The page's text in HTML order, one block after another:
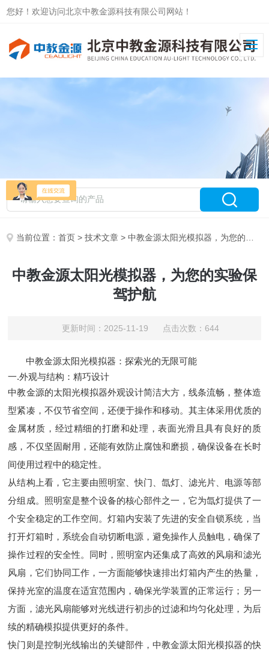
您好！欢迎访问北京中教金源科技有限公司网站！
当前位置：首页 >技术文章 > 中教金源太阳光模拟器，为您的实验保驾护航
中教金源太阳光模拟器，为您的实验保
驾护航
更新时间：2025-11-19 点击次数：644
中教金源太阳光模拟器：探索光的无限可能
一.外观与结构：精巧设计
中教金源的太阳光模拟器外观设计简洁大方，线条流畅，整体造
型紧凑，不仅节省空间，还便于操作和移动。其主体采用优质的
金属材质，经过精细的打磨和处理，表面光滑且具有良好的质
感，不仅坚固耐用，还能有效防止腐蚀和磨损，确保设备在长时
间使用过程中的稳定性。
从结构上看，它主要由照明室、快门、氙灯、滤光片、电源等部
分组成。照明室是整个设备的核心部件之一，它为氙灯提供了一
个安全稳定的工作空间。灯箱内安装了先进的安全自锁系统，当
打开灯箱时，系统会自动切断电源，避免操作人员触电，确保了
操作过程的安全性。同时，照明室内还集成了高效的风扇和滤光
风扇，它们协同工作，一方面能够快速排出灯箱内产生的热量，
保持光室的温度在适宜范围内，确保光学装置的正常运行；另一
方面，滤光风扇能够对光线进行初步的过滤和均匀化处理，为后
续的精确模拟提供更好的条件。
快门则是控制光线输出的关键部件，中教金源太阳光模拟器的快